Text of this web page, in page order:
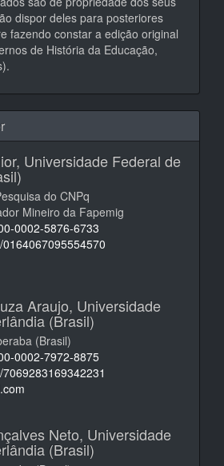
dispor deles para posteriores
fazendo constar a edição original
de História da Educação,
Universidade Federal de
do CNPq
Mineiro da Fapemig
0002-5876-6733
Araujo, Universidade
(Brasil)
(Brasil)
0002-7972-8875
Neto, Universidade
(Brasil)